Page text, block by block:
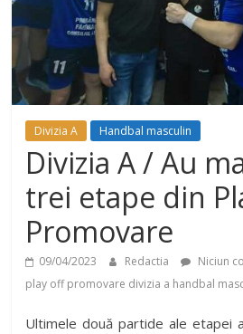
Divizia A Handbal masculin
Divizia A / Au
trei etape din
Promovare
09/04/2023 Redactia Niciun
play off promovare divizia a handbal
Ultimele două partide ale etapei